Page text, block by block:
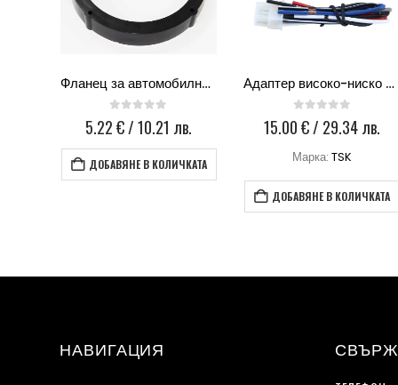
Фланец за автомобилна тонколона VW-165-2
0 out of 5
5.22€/ 10.21 лв.
ДОБАВЯНЕ В КОЛИЧКАТА
Адаптер високо-ниско ниво TSK
0 out of 5
15.00€/ 29.34 лв.
Марка:TSK
ДОБАВЯНЕ В КОЛИЧКАТА
НАВИГАЦИЯ